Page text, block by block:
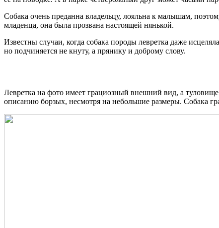
Собака очень преданна владельцу, лояльна к малышам,
младенца, она была прозвана настоящей нянькой.
Известны случаи, когда собака породы левретка даже
но подчиняется не кнуту, а прянику и доброму слову.
Левретка на фото имеет грациозный внешний вид, а туловище
описанию борзых, несмотря на небольшие размеры. Собака